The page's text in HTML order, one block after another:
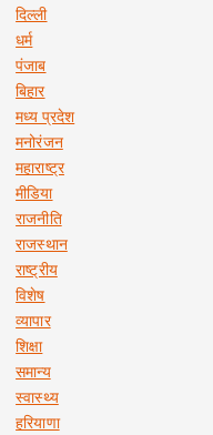
दिल्ली
धर्म
पंजाब
बिहार
मध्य प्रदेश
मनोरंजन
महाराष्ट्र
मीडिया
राजनीति
राजस्थान
राष्ट्रीय
विशेष
व्यापार
शिक्षा
समान्य
स्वास्थ्य
हरियाणा